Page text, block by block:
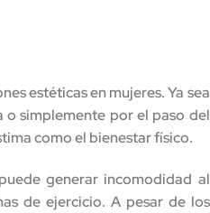
estéticas en mujeres. Ya sea
o simplemente por el paso del
como el bienestar físico.
generar incomodidad al
de ejercicio. A pesar de los